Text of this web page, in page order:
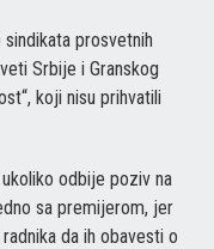
prosvetnih
Srbije i Granskog
koji nisu prihvatili
odbije poziv na
sa premijerom, jer
da ih obavesti o